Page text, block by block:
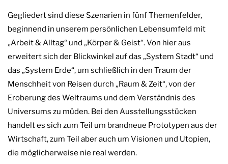
Gegliedert sind diese Szenarien in fünf Themenfelder,
beginnend in unserem persönlichen Lebensumfeld mit
„Arbeit & Alltag“ und „Körper & Geist“. Von hier aus
erweitert sich der Blickwinkel auf das „System Stadt“ und
das „System Erde“, um schließlich in den Traum der
Menschheit von Reisen durch „Raum & Zeit“, von der
Eroberung des Weltraums und dem Verständnis des
Universums zu müden. Bei den Ausstellungsstücken
handelt es sich zum Teil um brandneue Prototypen aus der
Wirtschaft, zum Teil aber auch um Visionen und Utopien,
die möglicherweise nie real werden.